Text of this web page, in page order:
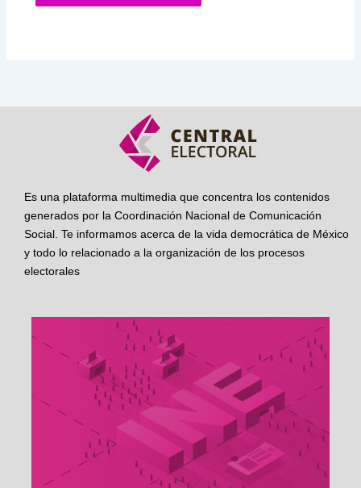
Es una plataforma multimedia que concentra los contenidos
generados por la Coordinación Nacional de Comunicación
Social. Te informamos acerca de la vida democrática de México
y todo lo relacionado a la organización de los procesos
electorales